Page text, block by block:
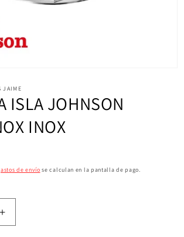
JAIME
ISLA JOHNSON
INOX
de envío se calculan en la pantalla de pago.
Aumentar
cantidad